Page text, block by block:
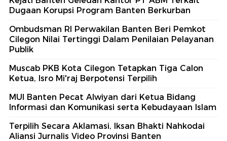
Dugaan Korupsi Program Banten Berkurban
Ombudsman RI Perwakilan Banten Beri Pemkot
Cilegon Nilai Tertinggi Dalam Penilaian Pelayanan
Publik
Muscab PKB Kota Cilegon Tetapkan Tiga Calon
Ketua, Isro Mi'raj Berpotensi Terpilih
MUI Banten Pecat Alwiyan dari Ketua Bidang
Informasi dan Komunikasi serta Kebudayaan Islam
Terpilih Secara Aklamasi, Iksan Bhakti Nahkodai
Aliansi Jurnalis Video Provinsi Banten